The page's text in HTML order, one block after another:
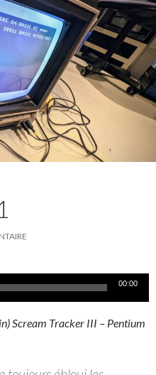
00:00
Scream Tracker III – Pentium